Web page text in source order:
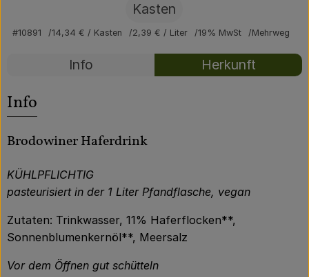
Über uns
Community
Kasten
#10891 14,34 € / Kasten 2,39 € / Liter 19% MwSt Mehrweg
Rezepte
Info Herkunft
Info
Brodowiner Haferdrink
KÜHLPFLICHTIG
pasteurisiert in der 1 Liter Pfandflasche, vegan
Zutaten: Trinkwasser, 11% Haferflocken**,
Sonnenblumenkernöl**, Meersalz
Vor dem Öffnen gut schütteln